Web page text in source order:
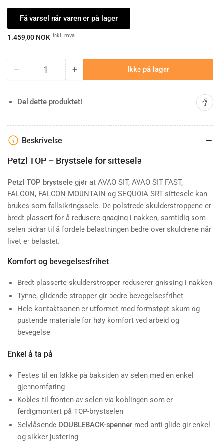
Få varsel når varen er på lager
Ordinærpis
1.459,00 NOK inkl. mva
− Minske
Petzl
Antall +Øk
Petzl
Ikke på lager
Del dette produktet! Del på
Beskrivelse
Petzl TOP – Brystsele for sittesele
Petzl TOP brystsele gjør at AVAO SIT, AVAO SIT FAST,
FALCON, FALCON MOUNTAIN og SEQUOIA SRT sittesele kan
brukes som fallsikringssele. De polstrede skulderstroppene er
bredt plassert for å redusere gnaging i nakken, samtidig som
selen bidrar til å fordele belastningen bedre over skuldrene når
livet er belastet.
Komfort og bevegelsesfrihet
Bredt plasserte skulderstropper reduserer gnissing i nakken
Tynne, glidende stropper gir bedre bevegelsesfrihet
Hele kontaktsonen er utformet med formstøpt skum og
pustende materiale for høy komfort ved arbeid og
bevegelse
Enkel å ta på
Festes til en løkke på baksiden av selen med en enkel
gjennomføring
Kobles til fronten av selen via koblingen som er
ferdigmontert på TOP-brystselen
Selvlåsende DOUBLEBACK-spenner med anti-glide gir enkel
og sikker justering